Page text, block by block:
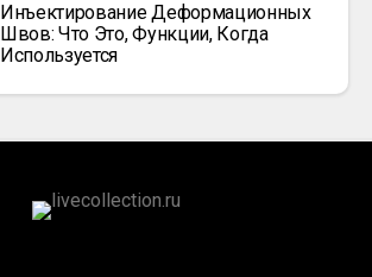
Инъектирование Деформационных
Швов: Что Это, Функции, Когда
Используется